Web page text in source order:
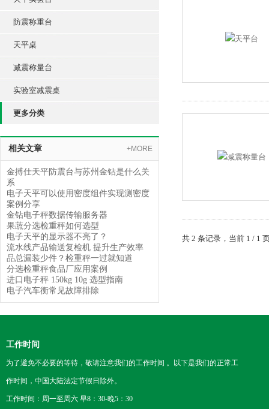
防震称重台
天平桌
减震称量台
实验室减震桌
更多分类
相关文章 +MORE
金搏仕天平防震台与苏州金钻是什么关
系
电子天平可以使用密度组件实现测密度
案例分享
金钻电子秤数据传输服务器
果蔬分选检重秤如何选型
电子天平的显示器不亮了？
流水线产品输送复检机 提升生产效率
品总漏装少件？检重秤一过就知道
分选检重秤食品厂应用案例
进口电子秤 150kg 10g 选型指南
电子汽车衡常见故障排除
共 2 条记录，当前 1 / 1
工作时间
为了避免不必要的等待，敬请注意我们的工作时间 。以下是我们的正常工
作时间，中国大陆法定节假日除外。
工作时间：周一至周六 早8：30-晚5：30